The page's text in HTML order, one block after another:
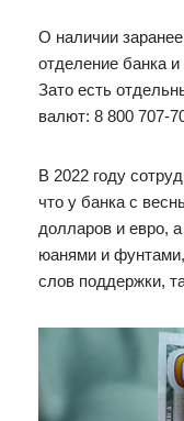
О наличии
отделение банка
Зато есть
валют: 8 800 707-
В 2022 году
что у банка с
долларов и евро,
юанями и
слов поддержки,